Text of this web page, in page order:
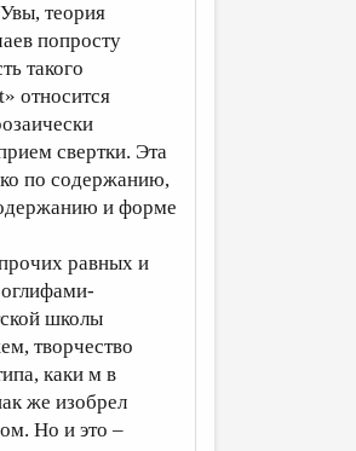
теория
попросту
такого
относится
свертки. Эта
по содержанию,
и форме
равных и
школы
творчество
каки м в
же изобрел
Но и это –